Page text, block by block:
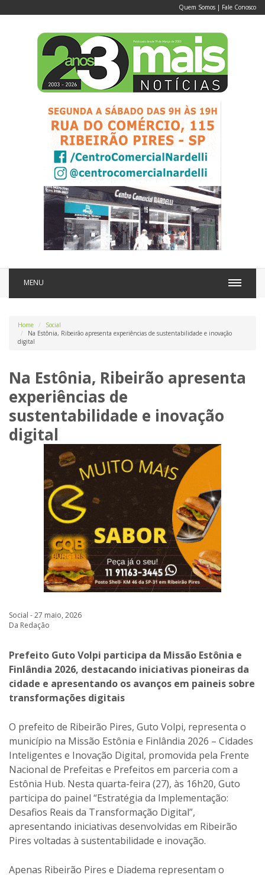
Quem Somos | Fale Conosco
MENU
Home
Social
Na Estônia, Ribeirão apresenta experiências de sustentabilidade e inovação
digital
Na Estônia, Ribeirão apresenta
experiências de
sustentabilidade e inovação
digital
Social - 27 maio, 2026
Da Redação
Prefeito Guto Volpi participa da Missão Estônia e
Finlândia 2026, destacando iniciativas pioneiras da
cidade e apresentando os avanços em paineis sobre
transformações digitais
O prefeito de Ribeirão Pires, Guto Volpi, representa o
município na Missão Estônia e Finlândia 2026 – Cidades
Inteligentes e Inovação Digital, promovida pela Frente
Nacional de Prefeitas e Prefeitos em parceria com a
Estônia Hub. Nesta quarta-feira (27), às 16h20, Guto
participa do painel “Estratégia da Implementação:
Desafios Reais da Transformação Digital”,
apresentando iniciativas desenvolvidas em Ribeirão
Pires voltadas à sustentabilidade e inovação.
Apenas Ribeirão Pires e Diadema representam o